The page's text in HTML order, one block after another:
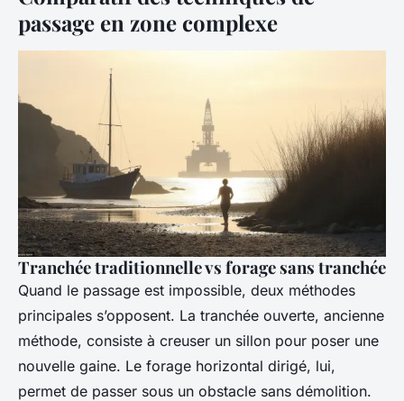
passage en zone complexe
Tranchée traditionnelle vs forage sans tranchée
Quand le passage est impossible, deux méthodes
principales s’opposent. La tranchée ouverte, ancienne
méthode, consiste à creuser un sillon pour poser une
nouvelle gaine. Le forage horizontal dirigé, lui,
permet de passer sous un obstacle sans démolition.